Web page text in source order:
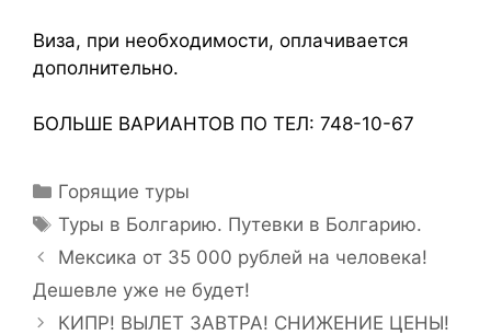
Виза, при необходимости, оплачивается
дополнительно.
БОЛЬШЕ ВАРИАНТОВ ПО ТЕЛ: 748-10-67
Горящие туры
Туры в Болгарию. Путевки в Болгарию.
Мексика от 35 000 рублей на человека!
Дешевле уже не будет!
КИПР! ВЫЛЕТ ЗАВТРА! СНИЖЕНИЕ ЦЕНЫ!